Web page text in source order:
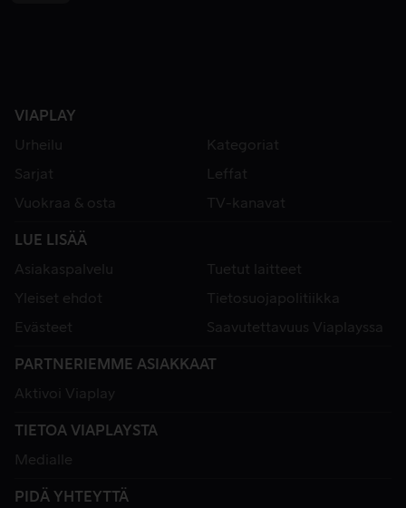
VIAPLAY
Urheilu
Kategoriat
Sarjat
Leffat
Vuokraa & osta
TV-kanavat
LUE LISÄÄ
Asiakaspalvelu
Tuetut laitteet
Yleiset ehdot
Tietosuojapolitiikka
Evästeet
Saavutettavuus Viaplayssa
PARTNERIEMME ASIAKKAAT
Aktivoi Viaplay
TIETOA VIAPLAYSTA
Medialle
PIDÄ YHTEYTTÄ